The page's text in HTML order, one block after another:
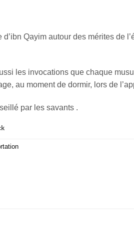
d’ibn Qayim autour des mérites de
les invocations que chaque
au moment de dormir, lors de
par les savants .